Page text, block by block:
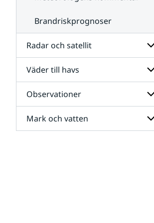
Brandriskprognoser
Radar och satellit
och
Väder till havs
till
Observationer
Mark och vatten